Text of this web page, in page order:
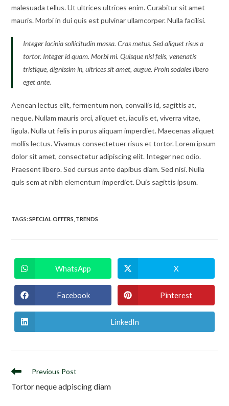
malesuada tellus. Ut ultrices ultrices enim. Curabitur sit amet
mauris. Morbi in dui quis est pulvinar ullamcorper. Nulla facilisi.
Integer lacinia sollicitudin massa. Cras metus. Sed aliquet risus a
tortor. Integer id quam. Morbi mi. Quisque nisl felis, venenatis
tristique, dignissim in, ultrices sit amet, augue. Proin sodales libero
eget ante.
Aenean lectus elit, fermentum non, convallis id, sagittis at,
neque. Nullam mauris orci, aliquet et, iaculis et, viverra vitae,
ligula. Nulla ut felis in purus aliquam imperdiet. Maecenas aliquet
mollis lectus. Vivamus consectetuer risus et tortor. Lorem ipsum
dolor sit amet, consectetur adipiscing elit. Integer nec odio.
Praesent libero. Sed cursus ante dapibus diam. Sed nisi. Nulla
quis sem at nibh elementum imperdiet. Duis sagittis ipsum.
TAGS:SPECIAL OFFERS TRENDS
WhatsApp X
Facebook Pinterest
LinkedIn
Previous Post
Tortor neque adpiscing diam